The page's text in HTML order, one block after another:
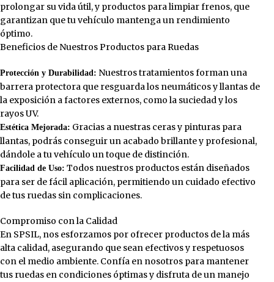
prolongar su vida útil, y productos para limpiar frenos, que
garantizan que tu vehículo mantenga un rendimiento
óptimo.
Beneficios de Nuestros Productos para Ruedas
Protección y Durabilidad: Nuestros tratamientos forman una
barrera protectora que resguarda los neumáticos y llantas de
la exposición a factores externos, como la suciedad y los
rayos UV.
Estética Mejorada: Gracias a nuestras ceras y pinturas para
llantas, podrás conseguir un acabado brillante y profesional,
dándole a tu vehículo un toque de distinción.
Facilidad de Uso: Todos nuestros productos están diseñados
para ser de fácil aplicación, permitiendo un cuidado efectivo
de tus ruedas sin complicaciones.
Compromiso con la Calidad
En SPSIL, nos esforzamos por ofrecer productos de la más
alta calidad, asegurando que sean efectivos y respetuosos
con el medio ambiente. Confía en nosotros para mantener
tus ruedas en condiciones óptimas y disfruta de un manejo